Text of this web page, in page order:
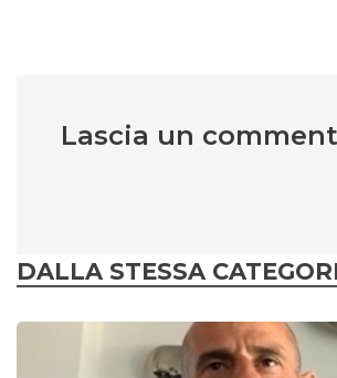
Lascia un
DALLA STESSA